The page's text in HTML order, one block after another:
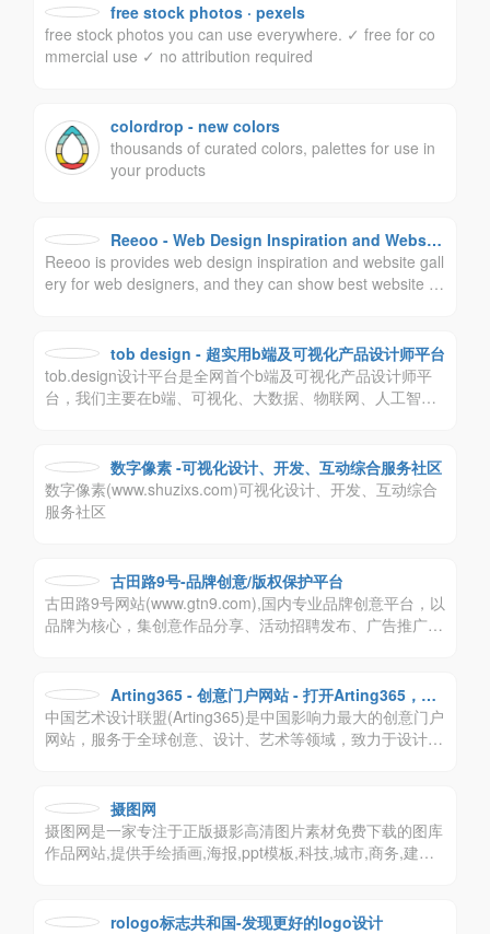
free stock photos · pexels
free stock photos you can use everywhere. ✓ free for co
mmercial use ✓ no attribution required
colordrop - new colors
thousands of curated colors, palettes for use in
your products
Reeoo - Web Design Inspiration and Website
Gallery
Reeoo is provides web design inspiration and website gall
ery for web designers, and they can show best website d
设计案例。tob design - 超实用b端及可视化产品设计师平台
tob.design设计平台是全网首个b端及可视化产品设计师平
台，我们主要在b端、可视化、大数据、物联网、人工智能
用，让工作更轻松，让生活更有趣！
数字像素 -可视化设计、开发、互动综合服务社区
数字像素(www.shuzixs.com)可视化设计、开发、互动综合
服务社区
古田路9号-品牌创意/版权保护平台
古田路9号网站(www.gtn9.com),国内专业品牌创意平台，以
品牌为核心，集创意作品分享、活动招聘发布、广告推广、
产业。
Arting365 - 创意门户网站 - 打开Arting365，连
接好设计！
中国艺术设计联盟(Arting365)是中国影响力最大的创意门户
网站，服务于全球创意、设计、艺术等领域，致力于设计文
意、设计、艺术爱好者及企业提供高质量、多元化的信息交
流咨询及专业的数字艺术设计行业应用解决方案。
摄图网
摄图网是一家专注于正版摄影高清图片素材免费下载的图库
作品网站,提供手绘插画,海报,ppt模板,科技,城市,商务,建筑,
设计师在这里找到满意的图片素材和设计灵感!
rologo标志共和国-发现更好的logo设计